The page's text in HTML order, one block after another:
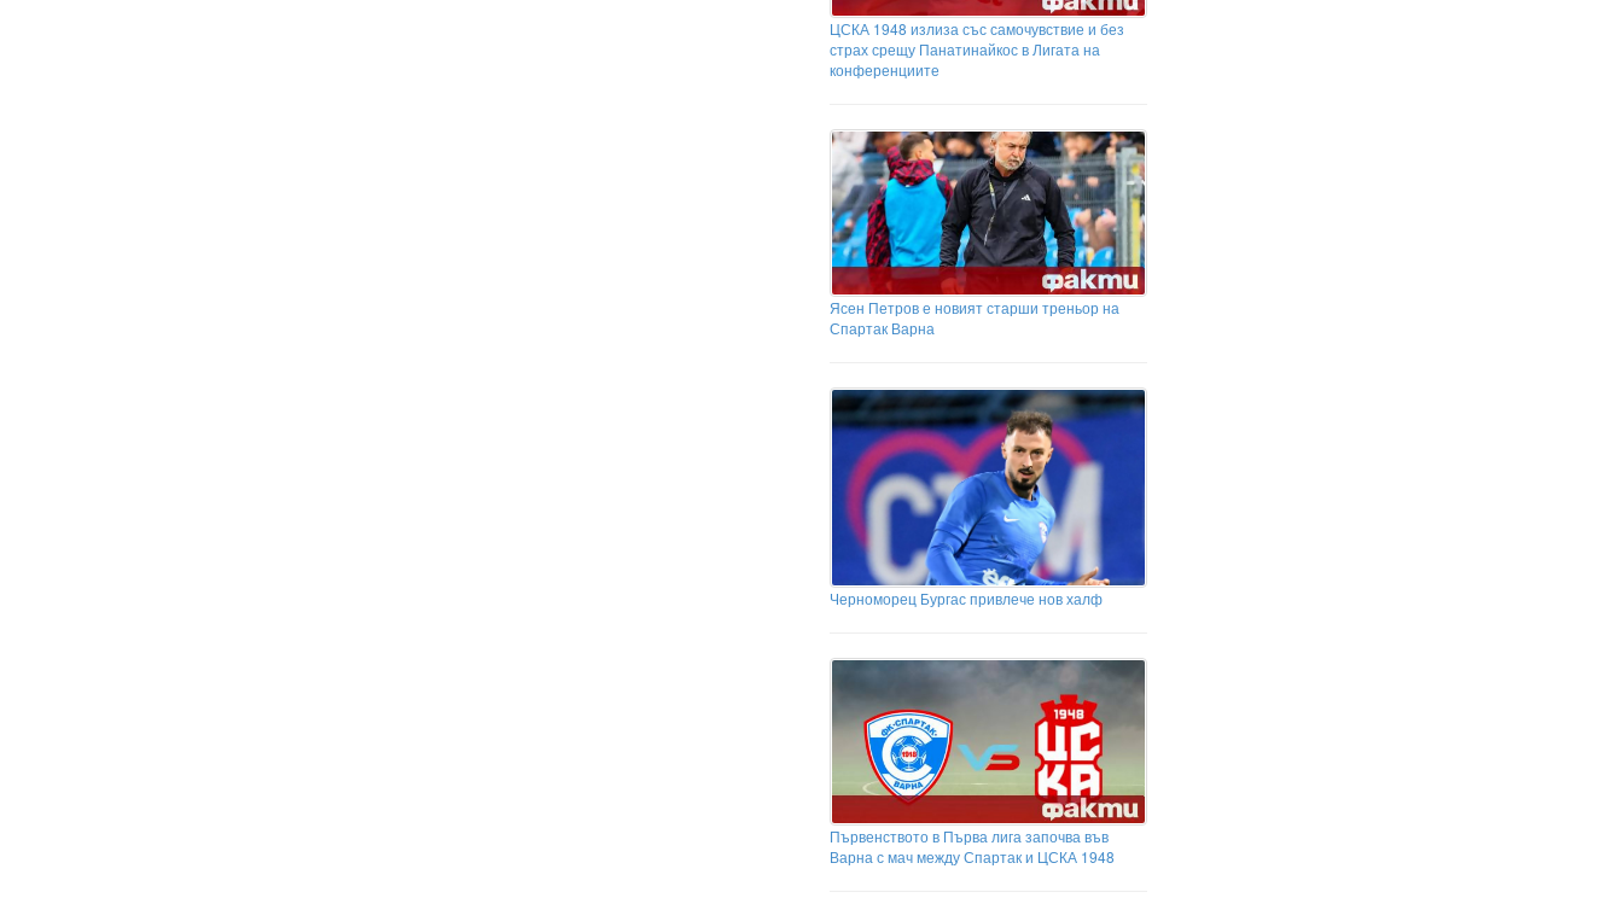
ЦСКА 1948 излиза със самочувствие и без
страх срещу Панатинайкос в Лигата на
конференциите
Ясен Петров е новият старши треньор на
Спартак Варна
Черноморец Бургас привлече нов халф
Първенството в Първа лига започва във
Варна с мач между Спартак и ЦСКА 1948